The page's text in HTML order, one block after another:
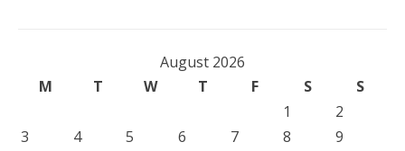
August 2026
M
T W T F S
S
1
2
3
4 5 6 7 8
9